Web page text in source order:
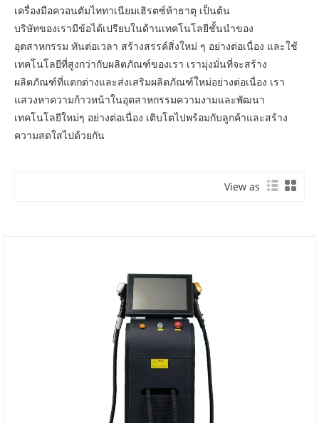
เครื่องมือควอนตัมไททาเนียมเฮิรตซ์ห้าธาตุ เป็นต้น
บริษัทของเรามีข้อได้เปรียบในด้านเทคโนโลยีชั้นนำของ
อุตสาหกรรม ทันต่อเวลา สร้างสรรค์สิ่งใหม่ ๆ อย่างต่อเนื่อง และใช้
เทคโนโลยีที่สูงกว่ากับผลิตภัณฑ์ของเรา เรามุ่งมั่นที่จะสร้าง
ผลิตภัณฑ์ที่แตกต่างและส่งเสริมผลิตภัณฑ์ใหม่อย่างต่อเนื่อง เรา
แสวงหาความก้าวหน้าในอุตสาหกรรมความงามและพัฒนา
เทคโนโลยีใหม่ๆ อย่างต่อเนื่อง เติบโตไปพร้อมกับลูกค้าและสร้าง
ความสดใสไปด้วยกัน
View as